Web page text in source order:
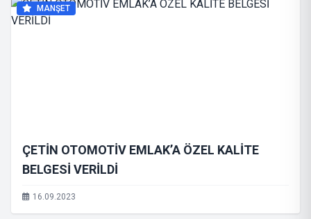
MANŞET
ÇETİN OTOMOTİV EMLAK’A ÖZEL KALİTE
BELGESİ VERİLDİ
16.09.2023